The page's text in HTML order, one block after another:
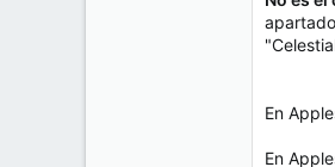
En
En